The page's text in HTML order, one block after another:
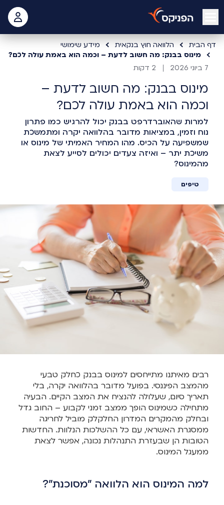
open mobile menu
דף הבית הלוואה חוץ בנקאית
מידע שימושי
מינוס בבנק: מה חשוב לדעת – וכמה הוא באמת עולה לכם?
7 ביוני 2026
2 דקות
מינוס בבנק: מה חשוב לדעת –
וכמה הוא באמת עולה לכם?
למרות שהאוברדרפט בבנק יכול להרגיש כמו פתרון
נוח וזמין, במציאות מדובר בהלוואה יקרה ומתמשכת
שמשפיעה על הכיס. מהו המחיר האמיתי של מינוס או
משיכת יתר – ואיזה צעדים יכולים לסייע לצאת
מהמינוס?
טיפים
רבים מאיתנו מתייחסים למינוס בבנק כחלק טבעי
מהמצב הפיננסי. בפועל מדובר בהלוואה יקרה, בלי
תאריך סיום, שעלולה להנציח את המצב הקיים. הבעיה
מתחילה כשמינוס הופך ממצב זמני לקבוע – החוב גדל
ובחלק מהמקרים המדרון החלקלק מוביל לחריגה
ממסגרת האשראי, עם כל ההשלכות הנלוות. החדשות
הטובות הן שבעזרת התנהלות נכונה, אפשר לצאת
ממעגל המינוס.
למה המינוס הוא הלוואה "מסוכנת"?